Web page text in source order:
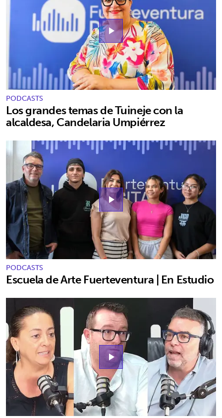
play_arrow
PODCASTS
Los grandes temas de Tuineje con la
alcaldesa, Candelaria Umpiérrez
play_arrow
PODCASTS
Escuela de Arte Fuerteventura | En Estudio
play_arrow